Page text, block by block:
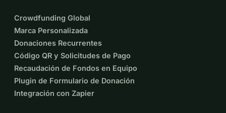
Crowdfunding Global
Marca Personalizada
Donaciones Recurrentes
Código QR y Solicitudes de Pago
Recaudación de Fondos en Equipo
Plugin de Formulario de Donación
Integración con Zapier